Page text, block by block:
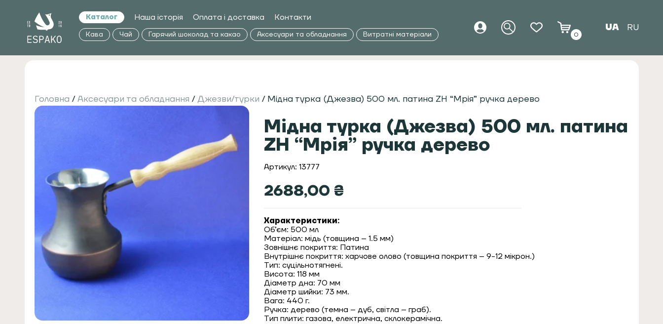
Каталог Наша історія Оплата і доставка Контакти
Кава Чай Гарячий шоколад та какао Аксесуари та обладнання Витратні матеріали 0
UA RU
Головна / Аксесуари та обладнання / Джезви/турки / Мідна турка (Джезва) 500 мл. патина ZH “Мрія” ручка дерево
Мідна турка (Джезва) 500 мл. патина
ZH “Мрія” ручка дерево
Артикул: 13777
2688,00 ₴
Характеристики:
Об’єм: 500 мл
Матеріал: мідь (товщина – 1.5 мм)
Зовнішнє покриття: Патина
Внутрішнє покриття: харчове олово (товщина покриття – 9-12 мікрон.)
Тип: суцільнотягнені.
Висота: 118 мм
Діаметр дна: 70 мм
Діаметр шийки: 73 мм.
Вага: 440 г.
Ручка: дерево (темна – дуб, світла – граб).
Тип плити: газова, електрична, склокерамічна.